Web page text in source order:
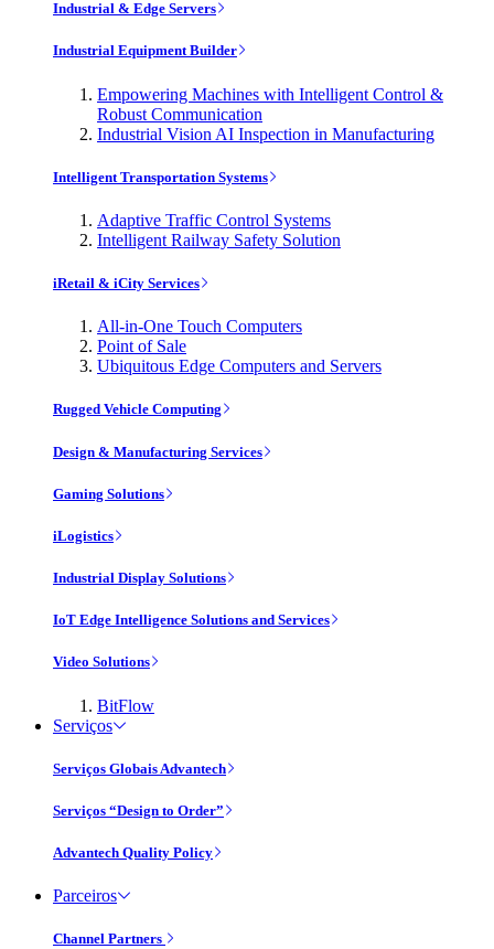
Industrial & Edge Servers
Industrial Equipment Builder
Empowering Machines with Intelligent Control &
Robust Communication
Industrial Vision AI Inspection in Manufacturing
Intelligent Transportation Systems
Adaptive Traffic Control Systems
Intelligent Railway Safety Solution
iRetail & iCity Services
All-in-One Touch Computers
Point of Sale
Ubiquitous Edge Computers and Servers
Rugged Vehicle Computing
Design & Manufacturing Services
Gaming Solutions
iLogistics
Industrial Display Solutions
IoT Edge Intelligence Solutions and Services
Video Solutions
BitFlow
Serviços
Serviços Globais Advantech
Serviços “Design to Order”
Advantech Quality Policy
Parceiros
Channel Partners